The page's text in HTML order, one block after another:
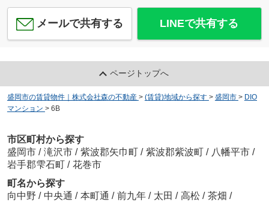
メールで共有する LINEで共有する
ページトップへ
盛岡市の賃貸物件｜株式会社森の不動産 > (賃貸)地域から探す > 盛岡市 > DIO
マンション > 6B
市区町村から探す
盛岡市 / 滝沢市 / 紫波郡矢巾町 / 紫波郡紫波町 / 八幡平市 /
岩手郡雫石町 / 花巻市
町名から探す
向中野 / 中央通 / 本町通 / 前九年 / 太田 / 高松 / 茶畑 /